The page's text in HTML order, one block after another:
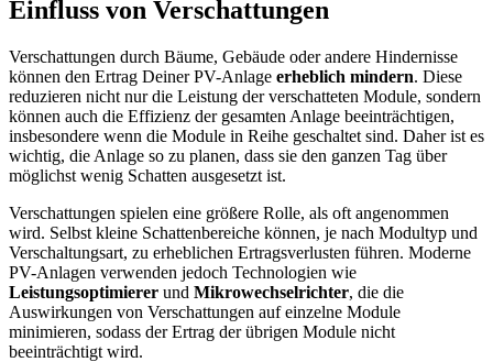
Einfluss von Verschattungen
Verschattungen durch Bäume, Gebäude oder andere Hindernisse
können den Ertrag Deiner PV-Anlage erheblich mindern. Diese
reduzieren nicht nur die Leistung der verschatteten Module, sondern
können auch die Effizienz der gesamten Anlage beeinträchtigen,
insbesondere wenn die Module in Reihe geschaltet sind. Daher ist es
wichtig, die Anlage so zu planen, dass sie den ganzen Tag über
möglichst wenig Schatten ausgesetzt ist.
Verschattungen spielen eine größere Rolle, als oft angenommen
wird. Selbst kleine Schattenbereiche können, je nach Modultyp und
Verschaltungsart, zu erheblichen Ertragsverlusten führen. Moderne
PV-Anlagen verwenden jedoch Technologien wie
Leistungsoptimierer und Mikrowechselrichter, die die
Auswirkungen von Verschattungen auf einzelne Module
minimieren, sodass der Ertrag der übrigen Module nicht
beeinträchtigt wird.